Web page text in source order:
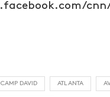
cnn/
DAVID ATLANTA